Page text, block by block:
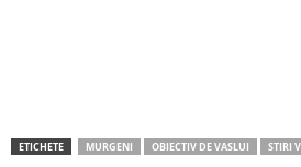
ETICHETE MURGENI OBIECTIV DE VASLUI STIRI